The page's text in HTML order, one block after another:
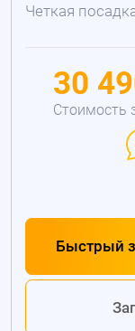
Четкая
30
Стоимость
Быстрый